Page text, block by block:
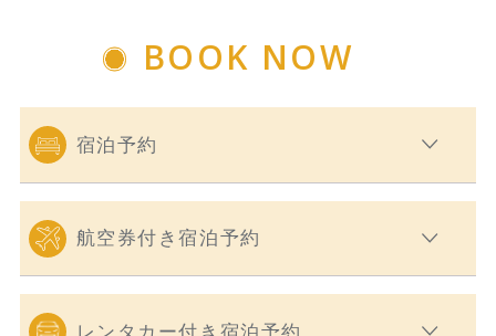
BOOK NOW
宿泊予約
航空券付き宿泊予約